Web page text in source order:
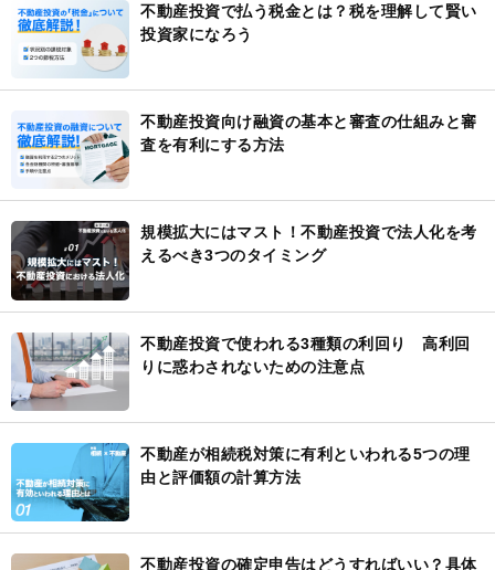
不動産投資で払う税金とは？税を理解して賢い
投資家になろう
不動産投資向け融資の基本と審査の仕組みと審
査を有利にする方法
規模拡大にはマスト！不動産投資で法人化を考
えるべき3つのタイミング
不動産投資で使われる3種類の利回り 高利回
りに惑わされないための注意点
不動産が相続税対策に有利といわれる5つの理
由と評価額の計算方法
不動産投資の確定申告はどうすればいい？具体